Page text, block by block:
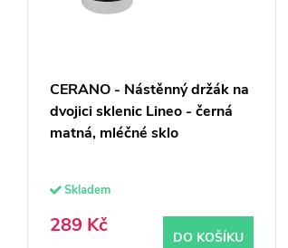
CERANO - Nástěnný držák na
dvojici sklenic Lineo - černá
matná, mléčné sklo
Skladem
289 Kč
DO KOŠÍKU